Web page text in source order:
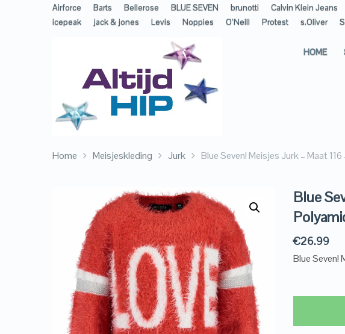
Airforce Barts Bellerose BLUE SEVEN brunotti Calvin Klein Jeans
icepeak
jack & jones Levis Noppies O’Neill Protest s.Oliver
HOME
Home Meisjeskleding Jurk Blue Seven! Meisjes Jurk – Maat
Blue
€26.99
Blue Seven!